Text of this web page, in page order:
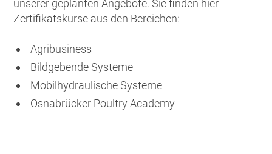
unserer geplanten Angebote. Sie finden hier
Zertifikatskurse aus den Bereichen:
Agribusiness
Bildgebende Systeme
Mobilhydraulische Systeme
Osnabrücker Poultry Academy